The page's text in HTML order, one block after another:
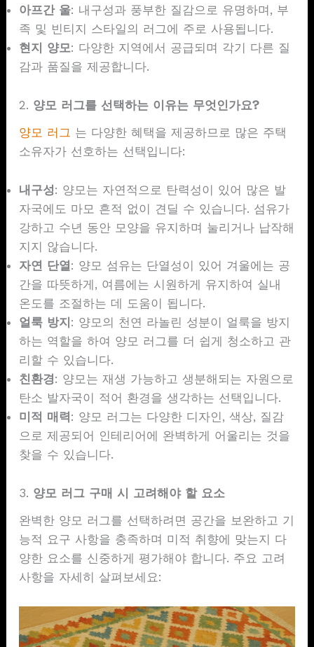
아프간 울: 내구성과 풍부한 질감으로 유명하며, 부
족 및 빈티지 스타일의 러그에 주로 사용됩니다.
현지 양모: 다양한 지역에서 공급되며 각기 다른 질
감과 품질을 제공합니다.
2. 양모 러그를 선택하는 이유는 무엇인가요?
양모 러그 는 다양한 혜택을 제공하므로 많은 주택
소유자가 선호하는 선택입니다:
내구성: 양모는 자연적으로 탄력성이 있어 많은 발
자국에도 마모 흔적 없이 견딜 수 있습니다. 섬유가
강하고 수년 동안 모양을 유지하며 눌리거나 납작해
지지 않습니다.
자연 단열 : 양모 섬유는 단열성이 있어 겨울에는 공
간을 따뜻하게, 여름에는 시원하게 유지하여 실내
온도를 조절하는 데 도움이 됩니다.
얼룩 방지 : 양모의 천연 라놀린 성분이 얼룩을 방지
하는 역할을 하여 양모 러그를 더 쉽게 청소하고 관
리할 수 있습니다.
친환경: 양모는 재생 가능하고 생분해되는 자원으로
탄소 발자국이 적어 환경을 생각하는 선택입니다.
미적 매력 : 양모 러그는 다양한 디자인, 색상, 질감
으로 제공되어 인테리어에 완벽하게 어울리는 것을
찾을 수 있습니다.
3. 양모 러그 구매 시 고려해야 할 요소
완벽한 양모 러그를 선택하려면 공간을 보완하고 기
능적 요구 사항을 충족하며 미적 취향에 맞는지 다
양한 요소를 신중하게 평가해야 합니다. 주요 고려
사항을 자세히 살펴보세요: